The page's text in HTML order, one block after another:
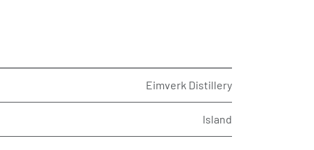
Eimverk Distillery
Island